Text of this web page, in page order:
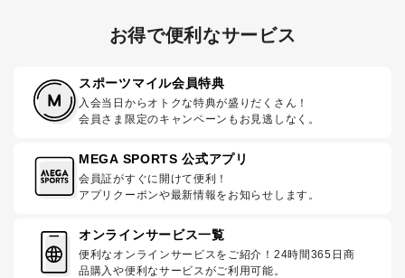
お得で便利なサービス
スポーツマイル会員特典
入会当日からオトクな特典が盛りだくさん！
会員さま限定のキャンペーンもお見逃しなく。
MEGA SPORTS 公式アプリ
会員証がすぐに開けて便利！
アプリクーポンや最新情報をお知らせします。
オンラインサービス一覧
便利なオンラインサービスをご紹介！24時間365日商
品購入や便利なサービスがご利用可能。